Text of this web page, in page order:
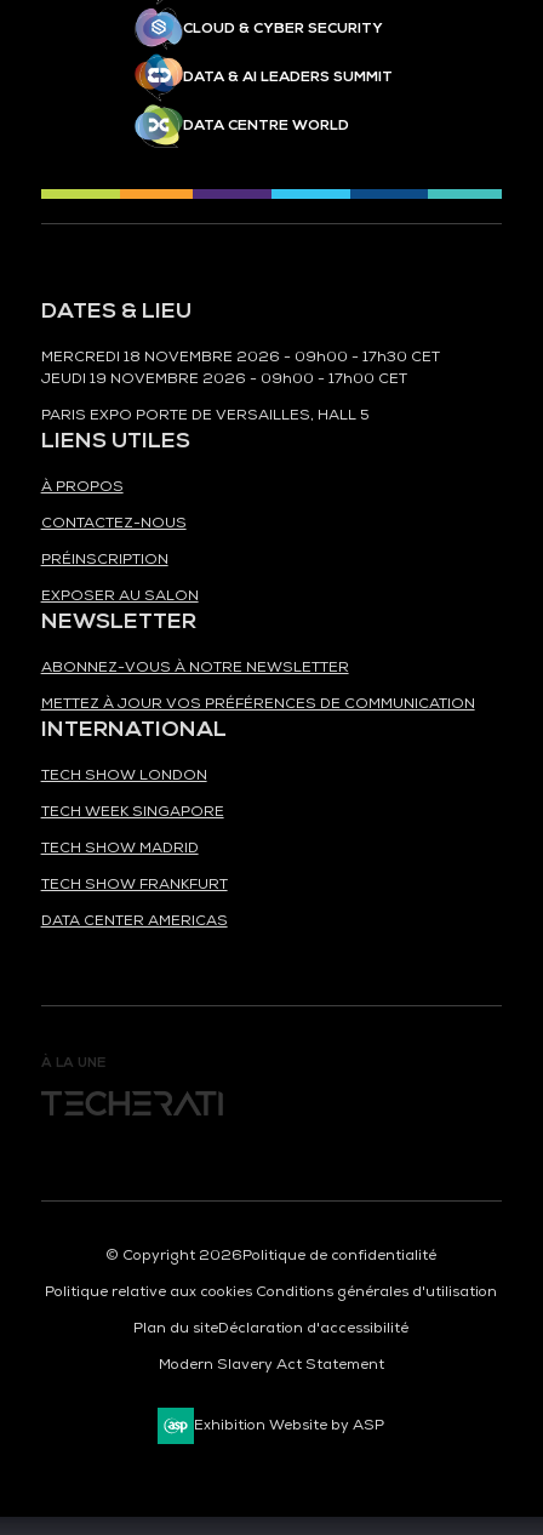
CLOUD & CYBER SECURITY
DATA & AI LEADERS SUMMIT
DATA CENTRE WORLD
DATES & LIEU
MERCREDI 18 NOVEMBRE 2026 - 09h00 - 17h30 CET
JEUDI 19 NOVEMBRE 2026 - 09h00 - 17h00 CET
PARIS EXPO PORTE DE VERSAILLES, HALL 5
LIENS UTILES
À PROPOS
CONTACTEZ-NOUS
PRÉINSCRIPTION
EXPOSER AU SALON
NEWSLETTER
ABONNEZ-VOUS À NOTRE NEWSLETTER
METTEZ À JOUR VOS PRÉFÉRENCES DE COMMUNICATION
INTERNATIONAL
TECH SHOW LONDON
TECH WEEK SINGAPORE
TECH SHOW MADRID
TECH SHOW FRANKFURT
DATA CENTER AMERICAS
À LA UNE
© Copyright 2026Politique de confidentialité
Politique relative aux cookies Conditions générales d'utilisation
Plan du siteDéclaration d'accessibilité
Modern Slavery Act Statement
Exhibition Website by ASP